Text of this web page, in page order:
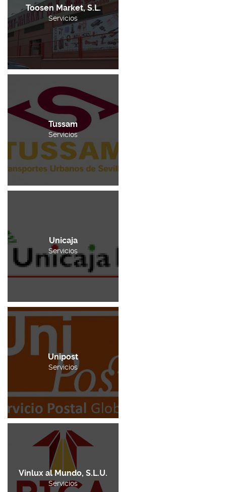
Toosen Market, S.L.
Servicios
Tussam
Servicios
Unicaja
Servicios
Unipost
Servicios
Vinlux al Mundo, S.L.U.
Servicios